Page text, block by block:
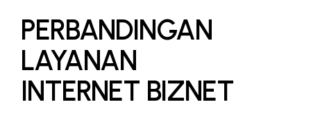
PERBANDINGAN
LAYANAN
INTERNET BIZNET